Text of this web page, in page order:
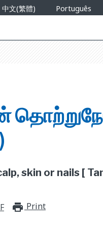
中文(繁體) Português
skin or nails [
Print